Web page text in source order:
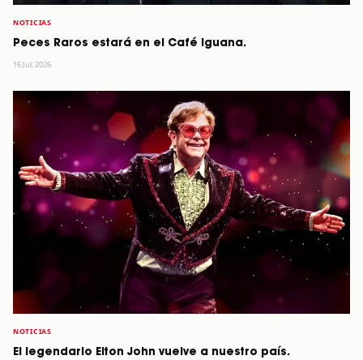
NOTICIAS
Peces Raros estará en el Café Iguana.
16 Jul, 2026
NOTICIAS
El legendario Elton John vuelve a nuestro país.